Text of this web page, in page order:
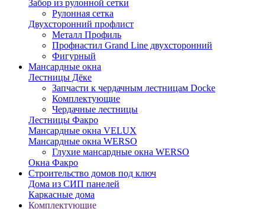
Забор из рулонной сетки
Рулонная сетка
Двухсторонний профлист
Металл Профиль
Профнастил Grand Line двухсторонний
Фигурный
Мансардные окна
Лестницы Дёке
Запчасти к чердачным лестницам Docke
Комплектующие
Чердачные лестницы
Лестницы Факро
Мансардные окна VELUX
Мансардные окна WERSO
Глухие мансардные окна WERSO
Окна Факро
Строительство домов под ключ
Дома из СИП панелей
Каркасные дома
Комплектующие